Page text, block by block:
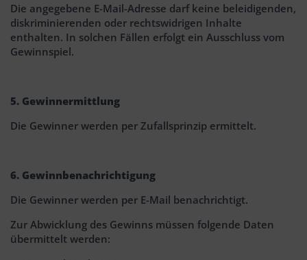
Die angegebene E-Mail-Adresse darf keine beleidigenden,
diskriminierenden oder rechtswidrigen Inhalte
enthalten. In solchen Fällen erfolgt ein Ausschluss vom
Gewinnspiel.
5. Gewinnermittlung
Die Gewinner werden per Zufallsprinzip ermittelt.
6. Gewinnbenachrichtigung
Die Gewinner werden per E-Mail benachrichtigt.
Zur Abwicklung des Gewinns müssen folgende Daten
übermittelt werden: